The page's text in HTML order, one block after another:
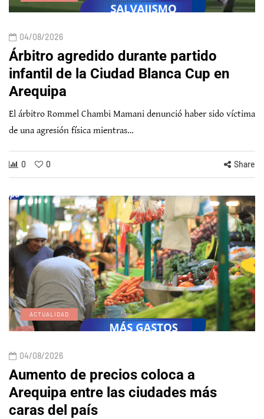
04/08/2026
Árbitro agredido durante partido
infantil de la Ciudad Blanca Cup en
Arequipa
El árbitro Rommel Chambi Mamani denunció haber sido víctima
de una agresión física mientras…
0 0 Share
ACTUALIDAD
04/08/2026
Aumento de precios coloca a
Arequipa entre las ciudades más
caras del país